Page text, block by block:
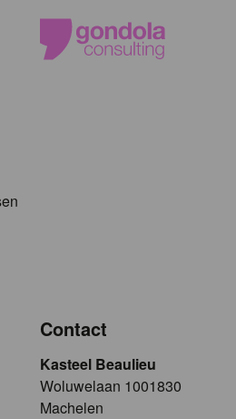
Contact
Kasteel Beaulieu
​​​Woluwelaan 1001830
Machelen